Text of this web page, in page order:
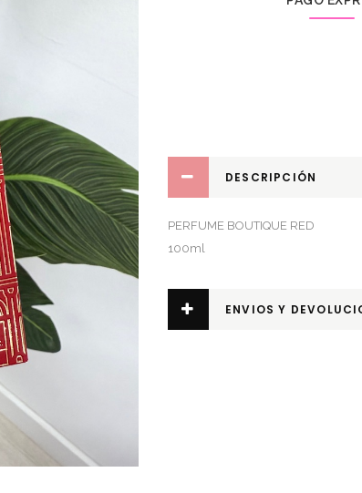
DESCRIPCIÓN
PERFUME BOUTIQUE RED
100ml
ENVIOS Y